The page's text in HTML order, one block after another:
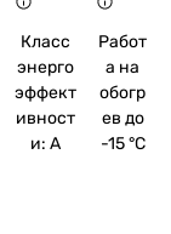
Класс
энерго
эффект
ивност
и: A
Работ
а на
обогр
ев до
-15 °C